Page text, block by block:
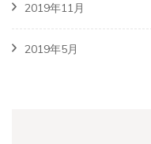
2019年11月
2019年5月